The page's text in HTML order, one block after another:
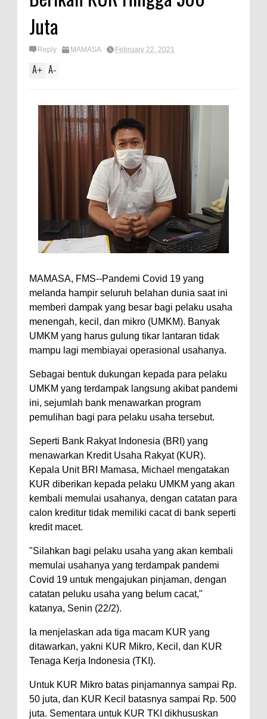
Juta
Reply MAMASA February 22, 2021
A+ A-
MAMASA, FMS--Pandemi Covid 19 yang
melanda hampir seluruh belahan dunia saat ini
memberi dampak yang besar bagi pelaku usaha
menengah, kecil, dan mikro (UMKM). Banyak
UMKM yang harus gulung tikar lantaran tidak
mampu lagi membiayai operasional usahanya.
Sebagai bentuk dukungan kepada para pelaku
UMKM yang terdampak langsung akibat pandemi
ini, sejumlah bank menawarkan program
pemulihan bagi para pelaku usaha tersebut.
Seperti Bank Rakyat Indonesia (BRI) yang
menawarkan Kredit Usaha Rakyat (KUR).
Kepala Unit BRI Mamasa, Michael mengatakan
KUR diberikan kepada pelaku UMKM yang akan
kembali memulai usahanya, dengan catatan para
calon kreditur tidak memiliki cacat di bank seperti
kredit macet.
"Silahkan bagi pelaku usaha yang akan kembali
memulai usahanya yang terdampak pandemi
Covid 19 untuk mengajukan pinjaman, dengan
catatan peluku usaha yang belum cacat,"
katanya, Senin (22/2).
Ia menjelaskan ada tiga macam KUR yang
ditawarkan, yakni KUR Mikro, Kecil, dan KUR
Tenaga Kerja Indonesia (TKI).
Untuk KUR Mikro batas pinjamannya sampai Rp.
50 juta, dan KUR Kecil batasnya sampai Rp. 500
juta. Sementara untuk KUR TKI dikhususkan